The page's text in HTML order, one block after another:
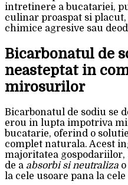
intretinere a bucatariei,
culinar proaspat si
chimice agresive sau
Bicarbonatul de
neasteptat in
mirosurilor
Bicarbonatul de sodiu se
erou in lupta impotriva
bucatarie, oferind o
complet naturala. Acest
majoritatea
de a absorbi si neutraliza
la cele usoare pana la